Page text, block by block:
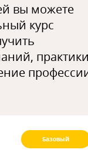
вы можете
курс
Базовый